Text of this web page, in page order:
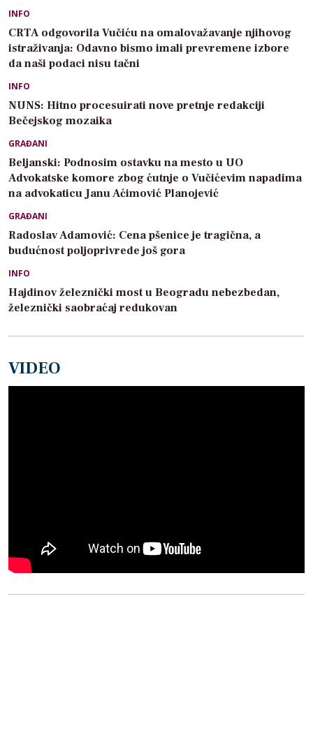
INFO
CRTA odgovorila Vučiću na omalovažavanje njihovog
istraživanja: Odavno bismo imali prevremene izbore
da naši podaci nisu tačni
INFO
NUNS: Hitno procesuirati nove pretnje redakciji
Bečejskog mozaika
GRAĐANI
Beljanski: Podnosim ostavku na mesto u UO
Advokatske komore zbog ćutnje o Vučićevim napadima
na advokaticu Janu Aćimović Planojević
GRAĐANI
Radoslav Adamović: Cena pšenice je tragična, a
budućnost poljoprivrede još gora
INFO
Hajdinov železnički most u Beogradu nebezbedan,
železnički saobraćaj redukovan
VIDEO